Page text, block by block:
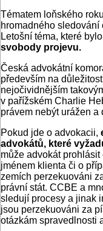
Tématem loňského
hromadného
Letošní téma, které
svobody projevu.
Česká advokátní
především na
nejočividnějším
v pařížském Charlie
právem nebýt urážen a
Pokud jde o advokacii,
advokátů, které
může advokát
jménem klienta či o
zemích perzekuováni
právní stát. CCBE a
sledují procesy a jinak
jsou perzekuováni za
otázkám spravedlnosti